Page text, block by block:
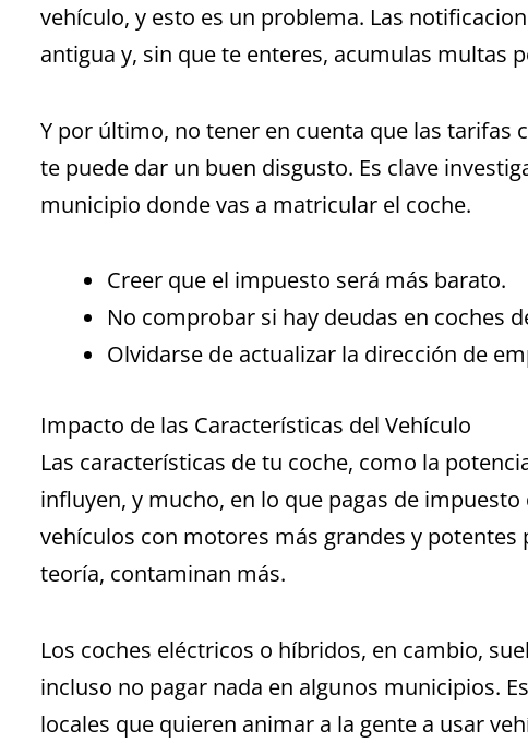
vehículo, y esto es un problema. Las
antigua y, sin que te enteres, acumulas multas
Y por último, no tener en cuenta que las tarifas
te puede dar un buen disgusto. Es clave
municipio donde vas a matricular el coche.
Creer que el impuesto será más barato.
No comprobar si hay deudas en coches
Olvidarse de actualizar la dirección de
Impacto de las Características del Vehículo
Las características de tu coche, como la
influyen, y mucho, en lo que pagas de impuesto
vehículos con motores más grandes y potentes
teoría, contaminan más.
Los coches eléctricos o híbridos, en cambio,
incluso no pagar nada en algunos municipios.
locales que quieren animar a la gente a usar